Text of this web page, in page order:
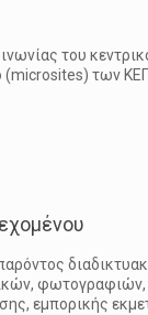
του
(microsites) των
φωτογραφιών,
εμπορικής